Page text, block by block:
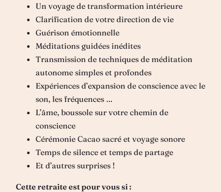
Un voyage de transformation intérieure
Clarification de votre direction de vie
Guérison émotionnelle
Méditations guidées inédites
Transmission de techniques de méditation
autonome simples et profondes
Expériences d’expansion de conscience avec le
son, les fréquences …
L’âme, boussole sur votre chemin de
conscience
Cérémonie Cacao sacré et voyage sonore
Temps de silence et temps de partage
Et d’autres surprises !
Cette retraite est pour vous si :